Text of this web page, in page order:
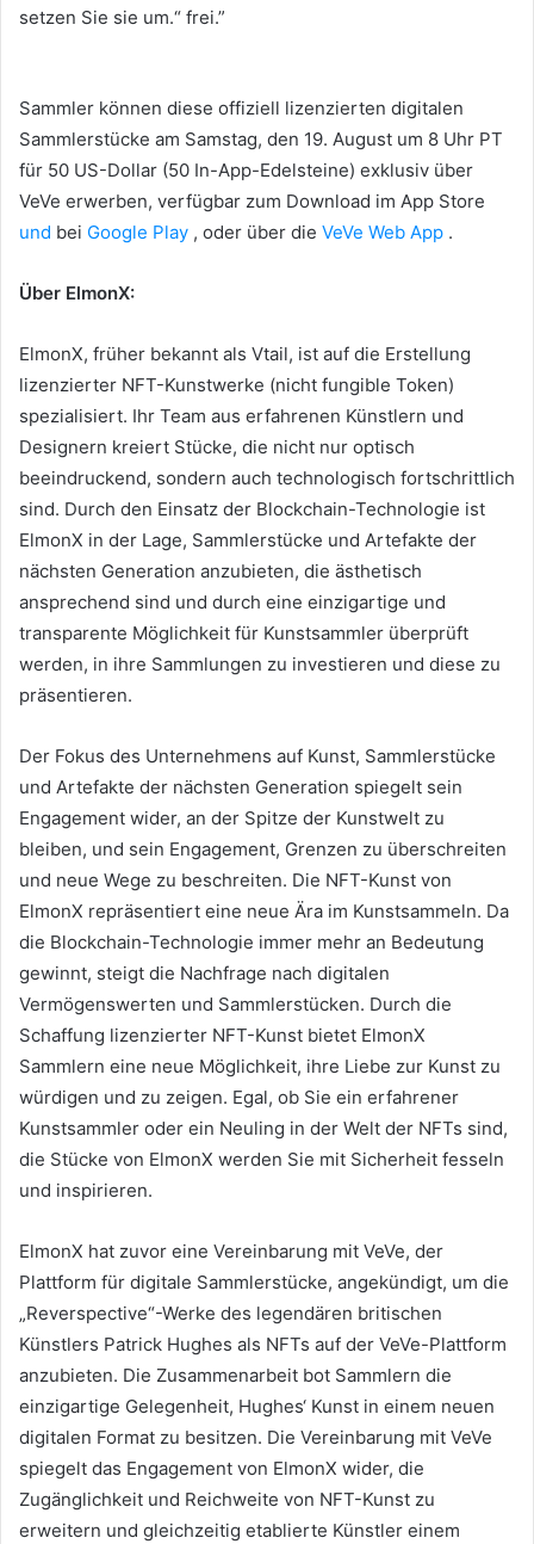
setzen Sie sie um.“ frei.”
Sammler können diese offiziell lizenzierten digitalen
Sammlerstücke am Samstag, den 19. August um 8 Uhr PT
für 50 US-Dollar (50 In-App-Edelsteine) exklusiv über
VeVe erwerben, verfügbar zum Download im App Store
und bei Google Play , oder über die VeVe Web App .
Über ElmonX:
ElmonX, früher bekannt als Vtail, ist auf die Erstellung
lizenzierter NFT-Kunstwerke (nicht fungible Token)
spezialisiert. Ihr Team aus erfahrenen Künstlern und
Designern kreiert Stücke, die nicht nur optisch
beeindruckend, sondern auch technologisch fortschrittlich
sind. Durch den Einsatz der Blockchain-Technologie ist
ElmonX in der Lage, Sammlerstücke und Artefakte der
nächsten Generation anzubieten, die ästhetisch
ansprechend sind und durch eine einzigartige und
transparente Möglichkeit für Kunstsammler überprüft
werden, in ihre Sammlungen zu investieren und diese zu
präsentieren.
Der Fokus des Unternehmens auf Kunst, Sammlerstücke
und Artefakte der nächsten Generation spiegelt sein
Engagement wider, an der Spitze der Kunstwelt zu
bleiben, und sein Engagement, Grenzen zu überschreiten
und neue Wege zu beschreiten. Die NFT-Kunst von
ElmonX repräsentiert eine neue Ära im Kunstsammeln. Da
die Blockchain-Technologie immer mehr an Bedeutung
gewinnt, steigt die Nachfrage nach digitalen
Vermögenswerten und Sammlerstücken. Durch die
Schaffung lizenzierter NFT-Kunst bietet ElmonX
Sammlern eine neue Möglichkeit, ihre Liebe zur Kunst zu
würdigen und zu zeigen. Egal, ob Sie ein erfahrener
Kunstsammler oder ein Neuling in der Welt der NFTs sind,
die Stücke von ElmonX werden Sie mit Sicherheit fesseln
und inspirieren.
ElmonX hat zuvor eine Vereinbarung mit VeVe, der
Plattform für digitale Sammlerstücke, angekündigt, um die
„Reverspective“-Werke des legendären britischen
Künstlers Patrick Hughes als NFTs auf der VeVe-Plattform
anzubieten. Die Zusammenarbeit bot Sammlern die
einzigartige Gelegenheit, Hughes‘ Kunst in einem neuen
digitalen Format zu besitzen. Die Vereinbarung mit VeVe
spiegelt das Engagement von ElmonX wider, die
Zugänglichkeit und Reichweite von NFT-Kunst zu
erweitern und gleichzeitig etablierte Künstler einem